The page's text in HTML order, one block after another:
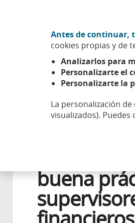
Antes de continuar,
cookies propias y de
Analizarlos para
Personalizarte el
Personalizarte la
La personalización
visualizados).
Esfera Compromiso
26 FEBRERO 2020
buena